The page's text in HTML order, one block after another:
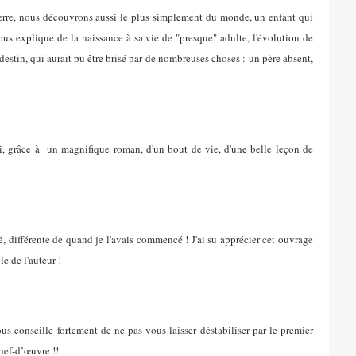
nous découvrons aussi le plus simplement du monde, un enfant qui
explique de la naissance à sa vie de "presque" adulte, l'évolution de
qui aurait pu être brisé par de nombreuses choses : un père absent,
grâce à un magnifique roman, d'un bout de vie, d'une belle leçon de
différente de quand je l'avais commencé ! J'ai su apprécier cet ouvrage
de l'auteur !
conseille fortement de ne pas vous laisser déstabiliser par le premier
d’œuvre !!